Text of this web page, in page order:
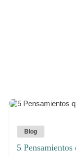
Blog
5